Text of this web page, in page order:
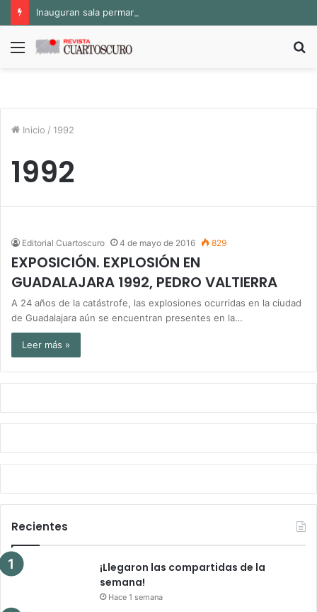
Menú
Inicio / 1992
1992
Editorial Cuartoscuro 4 de mayo de 2016 829
EXPOSICIÓN. EXPLOSIÓN EN
GUADALAJARA 1992, PEDRO VALTIERRA
A 24 años de la catástrofe, las explosiones ocurridas en la ciudad
de Guadalajara aún se encuentran presentes en la…
Leer más »
Recientes
¡Llegaron las compartidas de la
semana!
Hace 1 semana